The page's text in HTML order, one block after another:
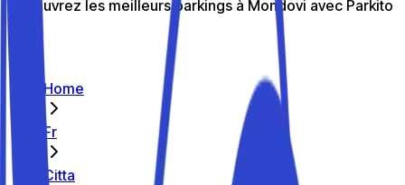
Découvrez les meilleurs parkings à Mondovi avec Parkito
Home
Fr
Citta